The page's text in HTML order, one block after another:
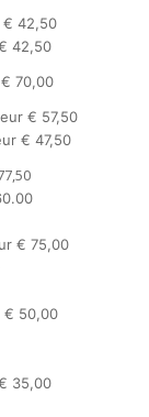
€ 42,50
42,50
70,00
€ 57,50
€ 47,50
€ 75,00
€ 50,00
35,00